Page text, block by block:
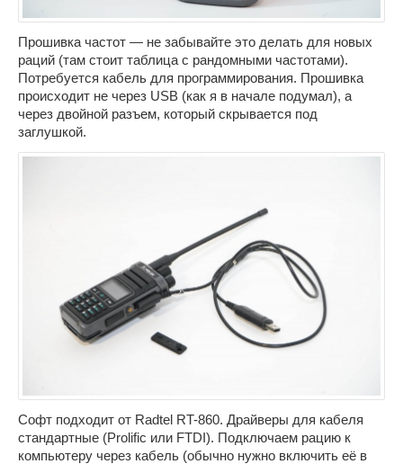
Прошивка частот — не забывайте это делать для новых
раций (там стоит таблица с рандомными частотами).
Потребуется кабель для программирования. Прошивка
происходит не через USB (как я в начале подумал), а
через двойной разъем, который скрывается под
заглушкой.
Софт подходит от Radtel RT-860. Драйверы для кабеля
стандартные (Prolific или FTDI). Подключаем рацию к
компьютеру через кабель (обычно нужно включить её в